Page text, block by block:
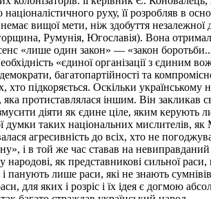
націоналістичного руху, її розробляв
вищої мети, ніж здобуття незалежної
Румунія, Югославія). Вона
«лише один закон» — «закон
«єдиної організації з єдиним
багатопартійності та
хто підкоряється. Оскільки
протиставлялася іншим. Він
діяти як єдине ціле, яким керують
думки таких національних
агресивність до всіх, хто не
і в той же час ставав на
народові, як представникові сильної
лише раси, які не знають
для яких і розріс і їх ідея є догмою